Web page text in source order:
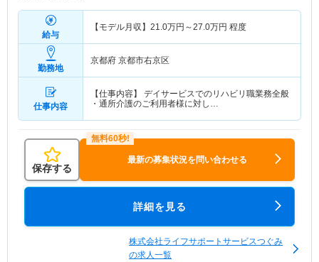
給与
【モデル月収】 21.0万円～27.0万円 程度
勤務地
京都府 京都市右京区
仕事内容
【仕事内容】 デイサービスでのリハビリ職業務全般
・通所介護のご利用者様に対し…
保存する
最新の募集状況を問い合わせる
詳細を見る
株式会社ライフサポートサービスつぐみ
の求人一覧